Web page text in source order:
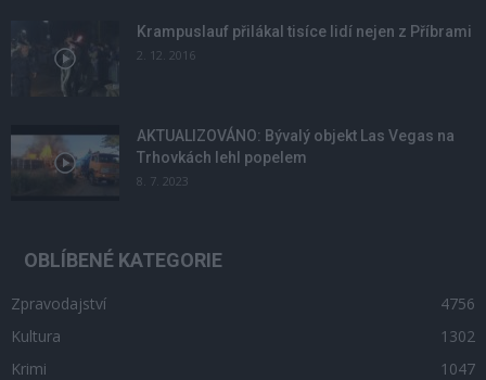
Krampuslauf přilákal tisíce lidí nejen z Příbrami
2. 12. 2016
AKTUALIZOVÁNO: Bývalý objekt Las Vegas na
Trhovkách lehl popelem
8. 7. 2023
OBLÍBENÉ KATEGORIE
Zpravodajství
4756
Kultura
1302
Krimi
1047